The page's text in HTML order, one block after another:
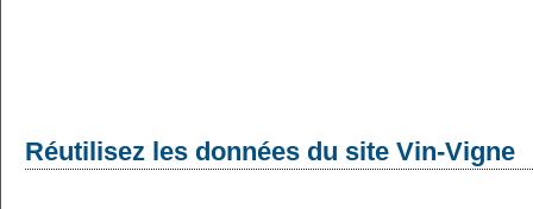
Réutilisez les données du site Vin-Vigne